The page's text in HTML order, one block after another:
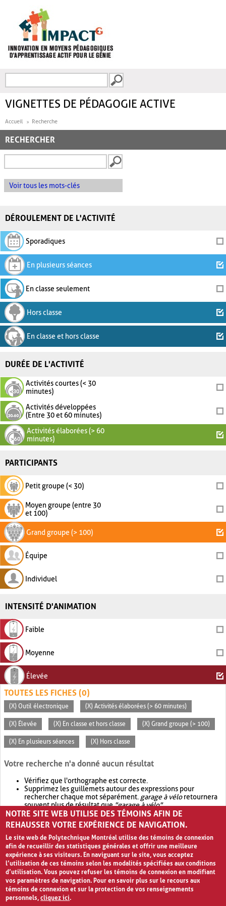
FORMULAIRE DE
VIGNETTES DE PÉDAGOGIE ACTIVE
Accueil Recherche
RECHERCHER
Voir tous les mots-clés
DÉROULEMENT DE L'ACTIVITÉ
Sporadiques
En plusieurs séances
En classe seulement
Hors classe
En classe et hors classe
DURÉE DE L'ACTIVITÉ
Activités courtes (< 30
minutes)
Activités développées
(Entre 30 et 60 minutes)
Activités élaborées (> 60
minutes)
PARTICIPANTS
Petit groupe (< 30)
Moyen groupe (entre 30
et 100)
Grand groupe (> 100)
Équipe
Individuel
INTENSITÉ D'ANIMATION
Faible
Moyenne
Élevée
TOUTES LES FICHES (0)
(X) Outil électronique (X) Activités élaborées (> 60 minutes)
(X) Élevée (X) En classe et hors classe (X) Grand groupe (> 100)
(X) En plusieurs séances (X) Hors classe
Votre recherche n'a donné aucun résultat
Vérifiez que l'orthographe est correcte.
Supprimez les guillemets autour des expressions pour
rechercher chaque mot séparément. garage à véloretournera
souvent plus de résultat que"garage à vélo".
Envisagez d'élargir votre recherche avec OR.garage OR vélo
retournera souvent plus de résultat quegarage à vélo
NOTRE SITE WEB UTILISE DES TÉMOINS AFIN DE
REHAUSSER VOTRE EXPÉRIENCE DE NAVIGATION.
Le site web de Polytechnique Montréal utilise des témoins de connexion
afin de recueillir des statistiques générales et offrir une meilleure
expérience à ses visiteurs. En naviguant sur le site, vous acceptez
l’utilisation de ces témoins selon les modalités spécifiées aux conditions
d’utilisation. Vous pouvez refuser les témoins de connexion en modifiant
vos paramètres de navigation. Pour en savoir plus sur le recours aux
témoins de connexion et sur la protection de vos renseignements
personnels,cliquez ici.